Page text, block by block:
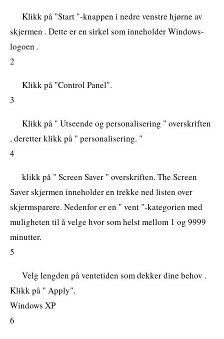
Klikk på "Start "-knappen i nedre venstre hjørne av
skjermen . Dette er en sirkel som inneholder Windows-
logoen .
2
Klikk på "Control Panel".
3
Klikk på " Utseende og personalisering " overskriften
, deretter klikk på " personalisering. "
4
klikk på " Screen Saver " overskriften. The Screen
Saver skjermen inneholder en trekke ned listen over
skjermsparere. Nedenfor er en " vent "-kategorien med
muligheten til å velge hvor som helst mellom 1 og 9999
minutter.
5
Velg lengden på ventetiden som dekker dine behov .
Klikk på " Apply".
Windows XP
6